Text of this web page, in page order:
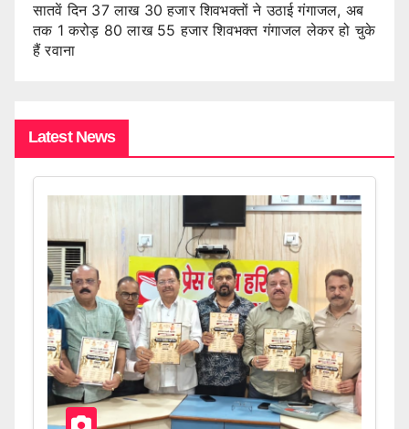
सातवें दिन 37 लाख 30 हजार शिवभक्तों ने उठाई गंगाजल, अब
तक 1 करोड़ 80 लाख 55 हजार शिवभक्त गंगाजल लेकर हो चुके
हैं रवाना
Latest News